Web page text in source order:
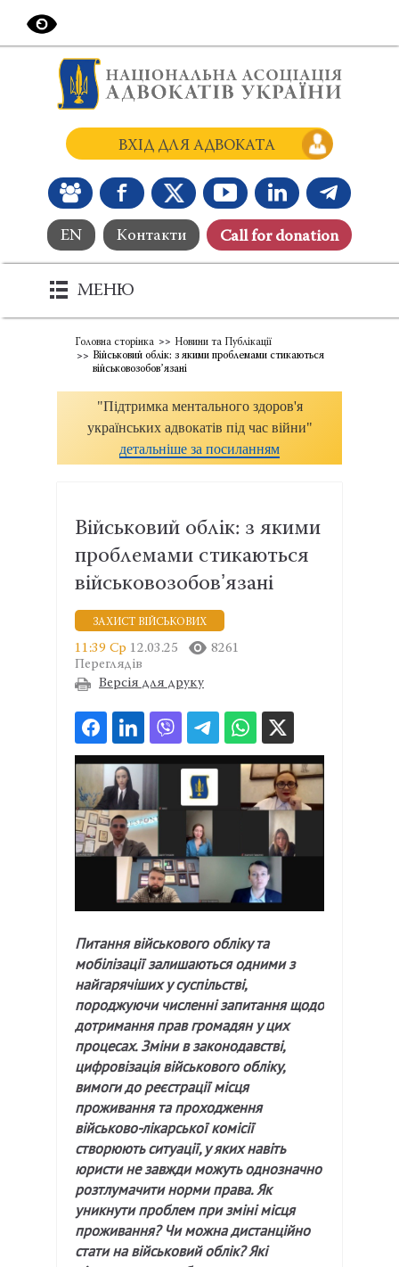
EN Контакти Сall for donation
ВХІД ДЛЯ АДВОКАТА
МЕНЮ
Головна сторінка
Новини та Публікації
Військовий облік: з якими проблемами стикаються
військовозобовʼязані
"Підтримка ментального здоров'я
українських адвокатів під час війни"
детальніше за посиланням
Військовий облік: з якими
проблемами стикаються
військовозобовʼязані
ЗАХИСТ ВІЙСЬКОВИХ
11:39 Ср 12.03.25
8261
Переглядів
Версія для друку
Питання військового обліку та
мобілізації залишаються одними з
найгарячіших у суспільстві,
породжуючи численні запитання щодо
дотримання прав громадян у цих
процесах. Зміни в законодавстві,
цифровізація військового обліку,
вимоги до реєстрації місця
проживання та проходження
військово-лікарської комісії
створюють ситуації, у яких навіть
юристи не завжди можуть однозначно
розтлумачити норми права. Як
уникнути проблем при зміні місця
проживання? Чи можна дистанційно
стати на військовий облік? Які